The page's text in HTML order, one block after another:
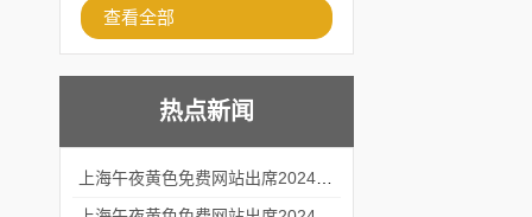
查看全部
热点新闻